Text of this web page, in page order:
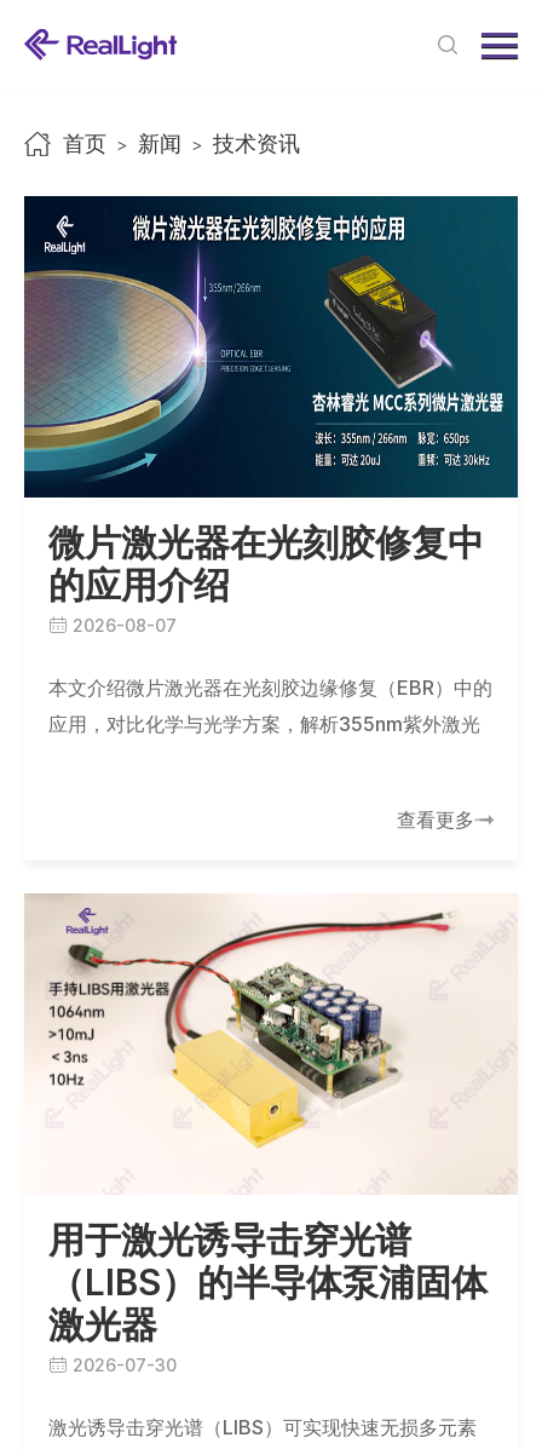
关于我们
联系我们
首页 > 新闻 > 技术资讯
微片激光器在光刻胶修复中
的应用介绍
2026-08-07
本文介绍微片激光器在光刻胶边缘修复（EBR）中的
应用，对比化学与光学方案，解析355nm紫外激光
查看更多
用于激光诱导击穿光谱
（LIBS）的半导体泵浦固体
激光器
2026-07-30
激光诱导击穿光谱（LIBS）可实现快速无损多元素